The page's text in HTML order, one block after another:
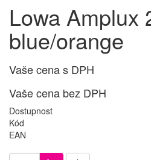
Lowa Amplux
blue/orange
Vaše cena s DPH
Vaše cena bez DPH
Dostupnost
Kód
EAN